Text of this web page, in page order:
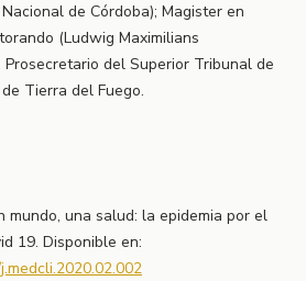
de Córdoba); Magister en
(Ludwig Maximilians
del Superior Tribunal de
Tierra del Fuego.
mundo, una salud: la epidemia por el
19. Disponible en: